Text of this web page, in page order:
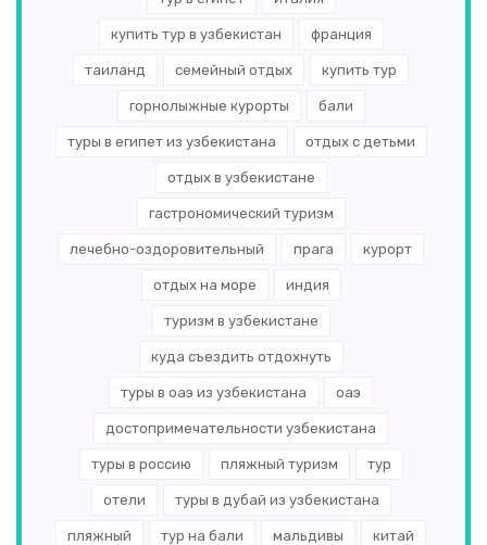
купить тур в узбекистан франция
таиланд семейный отдых купить тур
горнолыжные курорты бали
туры в египет из узбекистана отдых с детьми
отдых в узбекистане
гастрономический туризм
лечебно-оздоровительный прага курорт
отдых на море индия
туризм в узбекистане
куда съездить отдохнуть
туры в оаэ из узбекистана оаэ
достопримечательности узбекистана
туры в россию пляжный туризм тур
отели туры в дубай из узбекистана
пляжный тур на бали мальдивы китай